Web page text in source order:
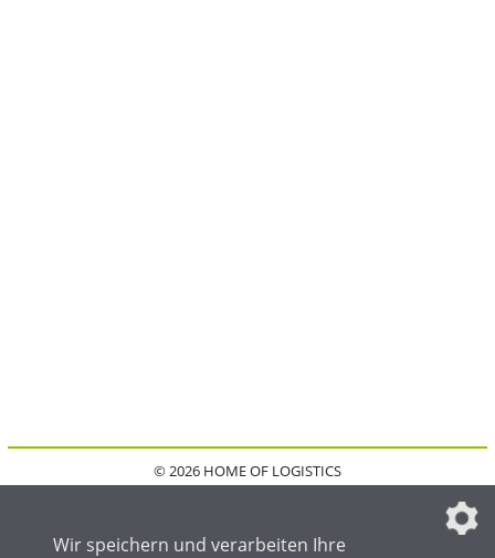
© 2026 HOME OF LOGISTICS
IMPRESSUM
FAQ
DATENSCHUTZEINSTELLUNGEN
Wir speichern und verarbeiten Ihre